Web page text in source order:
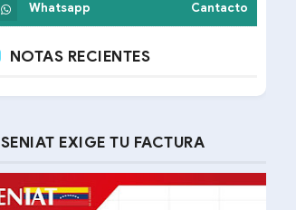
Whatsapp Cantacto
NOTAS RECIENTES
SENIAT EXIGE TU FACTURA